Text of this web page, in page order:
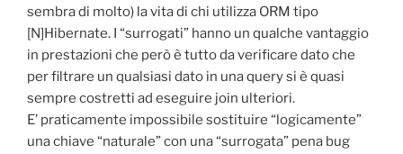
sembra di molto) la vita di chi utilizza ORM tipo
[N]Hibernate. I “surrogati” hanno un qualche vantaggio
in prestazioni che però è tutto da verificare dato che
per filtrare un qualsiasi dato in una query si è quasi
sempre costretti ad eseguire join ulteriori.
E’ praticamente impossibile sostituire “logicamente”
una chiave “naturale” con una “surrogata” pena bug